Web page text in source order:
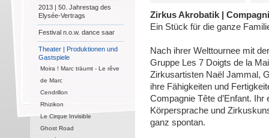
2013 | 50. Jahrestag des
Elysée-Vertrags
Festival n.o.w. dance saar
Theater | Produktionen und
Gastspiele
Moira ! Marc träumt - Le rêve
de Marc
Cendrillon
Rhizikon
Le Cirque Invisible
Ghost Road
Zirkus Akrobatik |
Ein Stück für die ganze
Nach ihrer Welttournee mit
Gruppe Les 7 Doigts de la
Zirkusartisten Naël Jammal,
ihre Fähigkeiten und
Compagnie Tête d’Enfant.
Körpersprache und
ganz spontan.